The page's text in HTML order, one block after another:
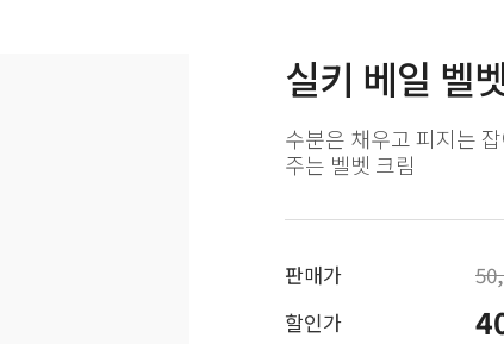
실키 베일 벨
수분은 채우고 피지는
주는 벨벳 크림
판매가
할인가